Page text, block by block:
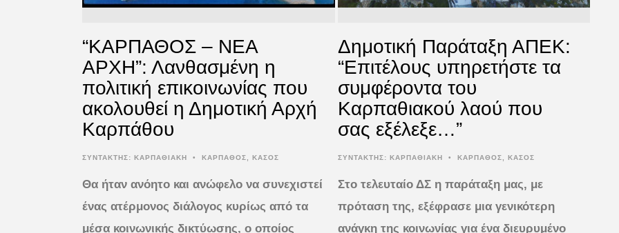
“ΚΑΡΠΑΘΟΣ – ΝΕΑ
ΑΡΧΗ”: Λανθασμένη η
πολιτική επικοινωνίας που
ακολουθεί η Δημοτική Αρχή
Kαρπάθου
ΣΥΝΤΆΚΤΗΣ: ΚΑΡΠΑΘΙΑΚΗ • ΚΑΡΠΑΘΟΣ ΚΑΣΟΣ
Θα ήταν ανόητο και ανώφελο να συνεχιστεί
ένας ατέρμονος διάλογος κυρίως από τα
μέσα κοινωνικής δικτύωσης, ο οποίος
Δημοτική Παράταξη ΑΠΕΚ:
“Επιτέλους υπηρετήστε τα
συμφέροντα του
Καρπαθιακού λαού που
σας εξέλεξε…”
ΣΥΝΤΆΚΤΗΣ: ΚΑΡΠΑΘΙΑΚΗ • ΚΑΡΠΑΘΟΣ ΚΑΣΟΣ
Στο τελευταίο ΔΣ η παράταξη μας, με
πρόταση της, εξέφρασε μια γενικότερη
ανάγκη της κοινωνίας για ένα διευρυμένο